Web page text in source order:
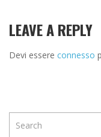
LEAVE A REPLY
Devi essere connesso